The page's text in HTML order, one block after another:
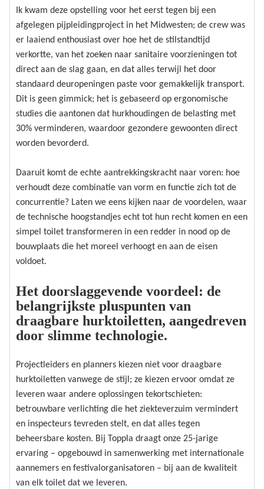
Ik kwam deze opstelling voor het eerst tegen bij een
afgelegen pijpleidingproject in het Midwesten; de crew was
er laaiend enthousiast over hoe het de stilstandtijd
verkortte, van het zoeken naar sanitaire voorzieningen tot
direct aan de slag gaan, en dat alles terwijl het door
standaard deuropeningen paste voor gemakkelijk transport.
Dit is geen gimmick; het is gebaseerd op ergonomische
studies die aantonen dat hurkhoudingen de belasting met
30% verminderen, waardoor gezondere gewoonten direct
worden bevorderd.
Daaruit komt de echte aantrekkingskracht naar voren: hoe
verhoudt deze combinatie van vorm en functie zich tot de
concurrentie? Laten we eens kijken naar de voordelen, waar
de technische hoogstandjes echt tot hun recht komen en een
simpel toilet transformeren in een redder in nood op de
bouwplaats die het moreel verhoogt en aan de eisen
voldoet.
Het doorslaggevende voordeel: de
belangrijkste pluspunten van
draagbare hurktoiletten, aangedreven
door slimme technologie.
Projectleiders en planners kiezen niet voor draagbare
hurktoiletten vanwege de stijl; ze kiezen ervoor omdat ze
leveren waar andere oplossingen tekortschieten:
betrouwbare verlichting die het ziekteverzuim vermindert
en inspecteurs tevreden stelt, en dat alles tegen
beheersbare kosten. Bij Toppla draagt ​​onze 25-jarige
ervaring – opgebouwd in samenwerking met internationale
aannemers en festivalorganisatoren – bij aan de kwaliteit
van elk toilet dat we leveren.